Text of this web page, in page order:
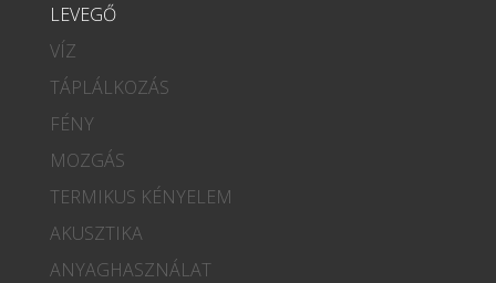
LEVEGŐ
VÍZ
TÁPLÁLKOZÁS
FÉNY
MOZGÁS
TERMIKUS KÉNYELEM
AKUSZTIKA
ANYAGHASZNÁLAT